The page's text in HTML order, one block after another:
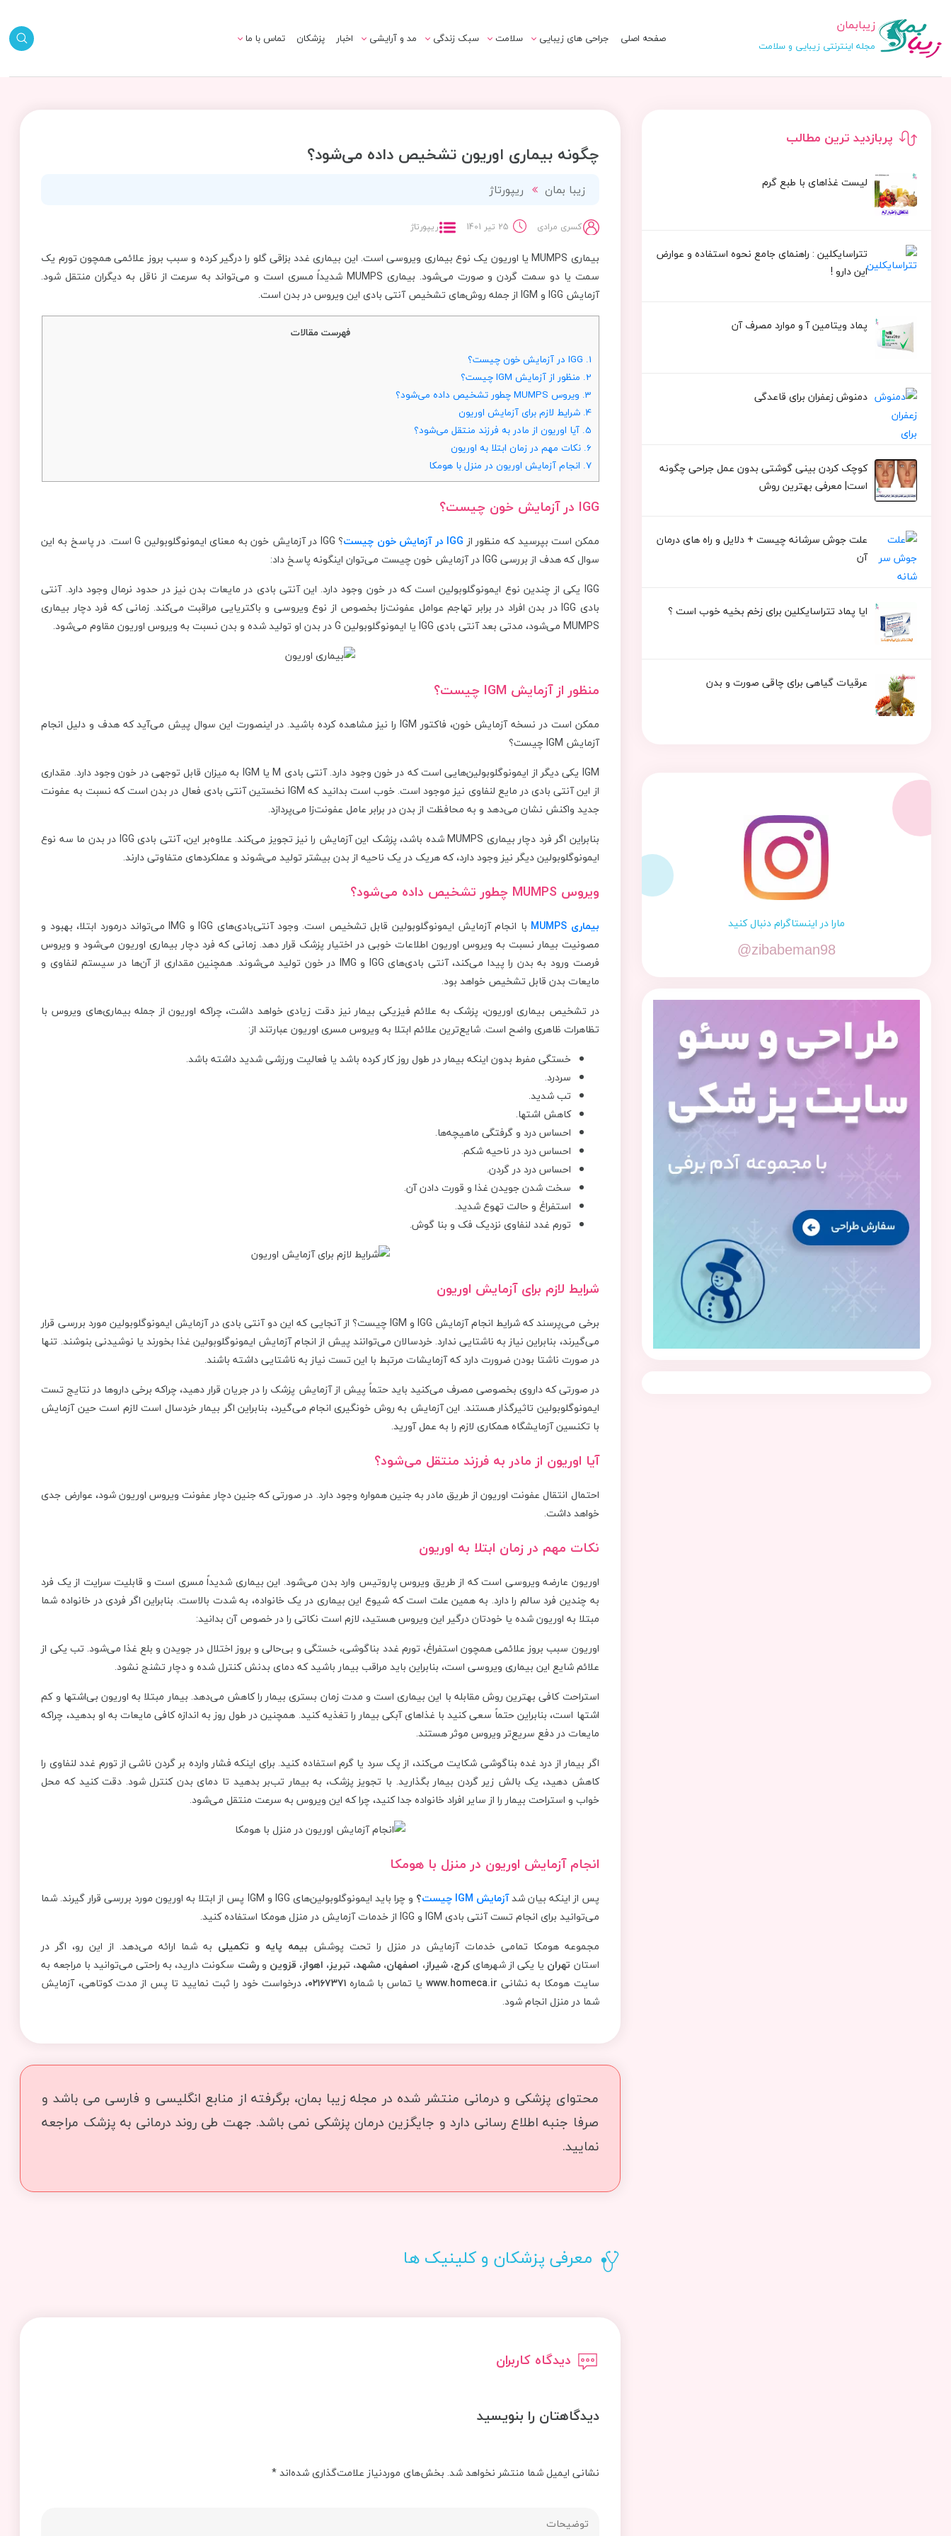
زیبابمان
مجله اینترنتی زیبایی و سلامت صفحه اصلی جراحی های زیبایی سلامت سبک زندگی مد و آرایشی اخبار پزشکان تماس با ما
پربازدید ترین مطالب
لیست غذاهای با طبع گرم
تتراسایکلین : راهنمای جامع نحوه استفاده و عوارض
این دارو !
پماد ویتامین آ و موارد مصرف آن
دمنوش زعفران برای قاعدگی
کوچک کردن بینی گوشتی بدون عمل جراحی چگونه
است| معرفی بهترین روش
علت جوش سرشانه چیست + دلایل و راه های درمان
آن
ایا پماد تتراسایکلین برای زخم بخیه خوب است ؟
عرقیات گیاهی برای چاقی صورت و بدن
مارا در اینستاگرام دنبال کنید
@zibabeman98
چگونه بیماری اوریون تشخیص داده می‌شود؟
زیبا بمان ریپورتاژ
کسری مرادی 25 تیر 1401 ریپورتاژ
بیماری MUMPS یا اوریون یک نوع بیماری ویروسی است. این بیماری غدد بزاقی گلو را درگیر کرده و سبب بروز علائمی همچون تورم یک
سمت یا دو سمت گردن و صورت می‌شود. بیماری MUMPS شدیداً مسری است و می‌تواند به سرعت از ناقل به دیگران منتقل شود.
آزمایش IGG و IGM از جمله روش‌های تشخیص آنتی بادی این ویروس در بدن است.
فهرست مقالات
1.
2. منظور از آزمایش IGM چیست؟
3. ویروس MUMPS چطور تشخیص داده می‌شود؟
4. شرایط لازم برای آزمایش اوریون
5. آیا اوریون از مادر به فرزند منتقل می‌شود؟
6. نکات مهم در زمان ابتلا به اوریون
7. انجام آزمایش اوریون در منزل با هومکا
IGG در آزمایش خون چیست؟
ممکن است بپرسید که منظور از IGG در آزمایش خون چیست
؟ IGG در آزمایش خون به معنای ایمونوگلوبولین G است. در پاسخ به این
سوال که هدف از بررسی IGG در آزمایش خون چیست می‌توان اینگونه پاسخ داد:
IGG یکی از چندین نوع ایمونوگلوبولین است که در خون وجود دارد. این آنتی بادی در مایعات بدن نیز در حدود نرمال وجود دارد. آنتی
بادی IGG در بدن افراد در برابر تهاجم عوامل عفونت‌زا بخصوص از نوع ویروسی و باکتریایی مراقبت می‌کند. زمانی که فرد دچار بیماری
MUMPS می‌شود، مدتی بعد آنتی بادی IGG یا ایمونوگلوبولین G در بدن او تولید شده و بدن نسبت به ویروس اوریون مقاوم می‌شود.
منظور از آزمایش IGM چیست؟
ممکن است در نسخه آزمایش خون، فاکتور IGM را نیز مشاهده کرده باشید. در اینصورت این سوال پیش می‌آید که هدف و دلیل انجام
آزمایش IGM چیست؟
IGM یکی دیگر از ایمونوگلوبولین‌هایی است که در خون وجود دارد. آنتی بادی M یا IGM به میزان قابل توجهی در خون وجود دارد. مقداری
از این آنتی بادی در مایع لنفاوی نیز موجود است. خوب است بدانید که IGM نخستین آنتی بادی فعال در بدن است که نسبت به عفونت
جدید واکنش نشان می‌دهد و به محافظت از بدن در برابر عامل عفونت‌زا می‌پردازد.
بنابراین اگر فرد دچار بیماری MUMPS شده باشد، پزشک این آزمایش را نیز تجویز می‌کند. علاوه‌بر این، آنتی بادی IGG در بدن ما سه نوع
ایمونوگلوبولین دیگر نیز وجود دارد، که هریک در یک ناحیه از بدن بیشتر تولید می‌شوند و عملکرد‌های متفاوتی دارند.
ویروس MUMPS چطور تشخیص داده می‌شود؟
بیماری MUMPS
با انجام آزمایش‌ ایمونوگلوبولین قابل تشخیص است. وجود آنتی‌بادی‌های IGG و IMG می‌تواند درمورد ابتلا، بهبود و
مصونیت بیمار نسبت به ویروس اوریون اطلاعات خوبی در اختیار پزشک قرار دهد. زمانی که فرد دچار بیماری اوریون می‌شود و ویروس
فرصت ورود به بدن را پیدا می‌کند، آنتی بادی‌های IGG و IMG در خون تولید می‌شوند. همچنین مقداری از آن‌ها در سیستم لنفاوی و
مایعات بدن قابل تشخیص خواهد بود.
در تشخیص بیماری اوریون، پزشک به علائم فیزیکی بیمار نیز دقت زیادی خواهد داشت، چراکه اوریون از جمله بیماری‌های ویروس با
تظاهرات ظاهری واضح است. شایع‌ترین علائم ابتلا به ویروس مسری اوریون عبارتند از:
خستگی مفرط بدون اینکه بیمار در طول روز کار کرده باشد یا فعالیت ورزشی شدید داشته باشد.
سردرد.
تب شدید.
کاهش اشتها.
احساس درد و گرفتگی ماهیچه‌ها.
احساس درد در ناحیه شکم.
احساس درد در گردن.
سخت شدن جویدن غذا و قورت دادن آن.
استفراغ و حالت تهوع شدید.
تورم غدد لنفاوی نزدیک فک و بنا گوش.
شرایط لازم برای آزمایش اوریون
برخی می‌پرسند که شرایط انجام آزمایش IGG و IGM چیست؟ از آنجایی که این دو آنتی بادی در آزمایش ایمونوگلوبولین مورد بررسی قرار
می‌گیرند، بنابراین نیاز به ناشتایی ندارد. خردسالان می‌توانند پیش از انجام آزمایش ایمونوگلوبولین غذا بخورند یا نوشیدنی بنوشند. تنها
در صورت ناشتا بودن ضرورت دارد که آزمایشات مرتبط با این تست نیاز به ناشتایی داشته باشند.
در صورتی که داروی بخصوصی مصرف می‌کنید باید حتماً پیش از آزمایش پزشک را در جریان قرار دهید، چراکه برخی داروها در نتایج تست
ایمونوگلوبولین تاثیرگذار هستند. این آزمایش به روش خونگیری انجام می‌گیرد، بنابراین اگر بیمار خردسال است لازم است حین آزمایش
با تکنسین آزمایشگاه همکاری لازم را به عمل آورید.
آیا اوریون از مادر به فرزند منتقل می‌شود؟
احتمال انتقال عفونت اوریون از طریق مادر به جنین همواره وجود دارد. در صورتی که جنین دچار عفونت ویروس اوریون شود، عوارض جدی
خواهد داشت.
نکات مهم در زمان ابتلا به اوریون
اوریون عارضه ویروسی است که از طریق ویروس پاروتیس وارد بدن می‌شود. این بیماری شدیداً مسری است و قابلیت سرایت از یک فرد
به چندین فرد سالم را دارد. به همین علت است که شیوع این بیماری در یک خانواده، به شدت بالاست. بنابراین اگر فردی در خانواده شما
مبتلا به اوریون شده یا خودتان درگیر این ویروس هستید، لازم است نکاتی را در خصوص آن بدانید:
اوریون سبب بروز علائمی همچون استفراغ، تورم غدد بناگوشی، خستگی و بی‌حالی و بروز اختلال در جویدن و بلع غذا می‌شود. تب یکی از
علائم شایع این بیماری ویروسی است، بنابراین باید مراقب بیمار باشید که دمای بدنش کنترل شده و دچار تشنج نشود.
استراحت کافی بهترین روش مقابله با این بیماری است و مدت زمان بستری بیمار را کاهش می‌دهد. بیمار مبتلا به اوریون بی‌اشتها و کم
اشتها است، بنابراین حتماً سعی کنید با غذاهای آبکی بیمار را تغذیه کنید. همچنین در طول روز به اندازه کافی مایعات به او بدهید، چراکه
مایعات در دفع سریع‌تر ویروس موثر هستند.
اگر بیمار از درد غده بناگوشی شکایت می‌کند، از پک سرد یا گرم استفاده کنید. برای اینکه فشار وارده بر گردن ناشی از تورم غدد لنفاوی را
کاهش دهید، یک بالش زیر گردن بیمار بگذارید. با تجویز پزشک، به بیمار تب‌بر بدهید تا دمای بدن کنترل شود. دقت کنید که محل
خواب و استراحت بیمار را از سایر افراد خانواده جدا کنید، چرا که این ویروس به سرعت منتقل می‌شود.
انجام آزمایش اوریون در منزل با هومکا
پس از اینکه بیان شدآزمایش IGM چیست؟
و چرا باید ایمونوگلوبولین‌های IGG و IGM پس از ابتلا به اوریون مورد بررسی قرار گیرند. شما
می‌توانید برای انجام تست آنتی بادی IGM و IGG از خدمات آزمایش در منزل هومکا استفاده کنید.
مجموعه هومکا تمامی خدمات آزمایش در منزل را تحت پوشش بیمه پایه و تکمیلی به شما ارائه می‌دهد. از این رو، اگر در
استان تهران یا یکی از شهرهایکرج، شیراز، اصفهان، مشهد، تبریز، اهواز، قزوین ورشت سکونت دارید، به راحتی می‌توانید با مراجعه به
سایت هومکا به نشانی www.homeca.irیا تماس با شماره ۰۲۱۶۷۳۷۱، درخواست خود را ثبت نمایید تا پس از مدت کوتاهی، آزمایش
شما در منزل انجام شود.
محتوای پزشکی و درمانی منتشر شده در مجله زیبا بمان، برگرفته از منابع انگلیسی و فارسی می باشد و
صرفا جنبه اطلاع رسانی دارد و جایگزین درمان پزشکی نمی باشد. جهت طی روند درمانی به پزشک مراجعه
نمایید.
معرفی پزشکان و کلینیک ها
دیدگاه کاربران
دیدگاهتان را بنویسید
نشانی ایمیل شما منتشر نخواهد شد. بخش‌های موردنیاز علامت‌گذاری شده‌اند*